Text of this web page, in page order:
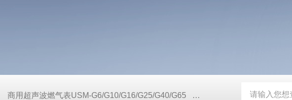
商用超声波燃气表USM-G6/G10/G16/G25/G40/G65 户用超声波燃气表核心模块